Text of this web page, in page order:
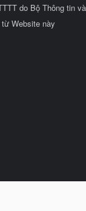
do Bộ Thông tin
Website này